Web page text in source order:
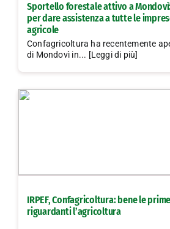
Sportello forestale attivo a
per dare assistenza a tutte le
agricole
Confagricoltura ha recentemente
di Mondovì in... [Leggi di più]
IRPEF, Confagricoltura: bene le
riguardanti l’agricoltura